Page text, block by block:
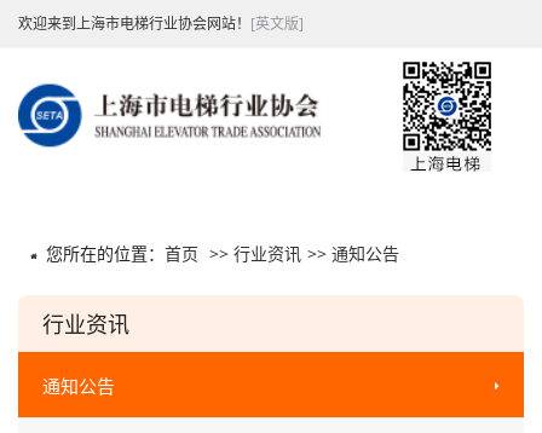
欢迎来到上海市电梯行业协会网站！ [英文版]
您所在的位置： 首页 >> 行业资讯 >> 通知公告
行业资讯
通知公告